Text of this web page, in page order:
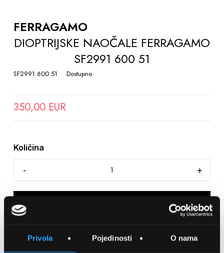
Privola Pojedinosti O nama
THE
BEGINNING
OF
GALLERY
FERRAGAMO
DIOPTRIJSKE NAOČALE FERRAGAMO
SF2991 600 51
SF2991 600 51 Dostupno
350,00 EUR
Količina
SPREMITE NA LISTU ŽELJA